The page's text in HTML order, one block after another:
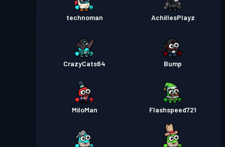
technoman AchillesPlayz
CrazyCats64 Bump
MiloMan Flashspeed721